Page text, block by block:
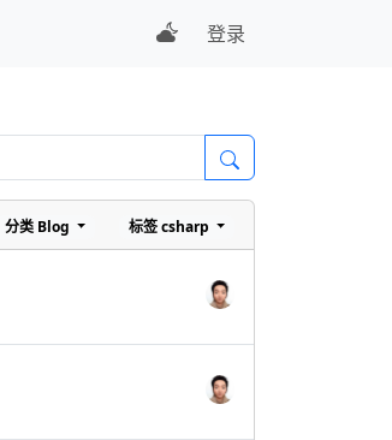
登录
分类 Blog 标签csharp